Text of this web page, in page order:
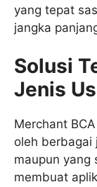
yang tepat
jangka
Solusi
Jenis
Merchant
oleh berbagai
maupun yang
membuat